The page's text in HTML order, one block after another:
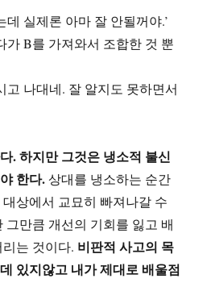
데 실제론 아마 잘 안될꺼야.’
가 B를 가져와서 조합한 것 뿐
고 나대네. 잘 알지도 못하면서
. 하지만 그것은 냉소적 불신
한다.상대를 냉소하는 순간
상에서 교묘히 빠져나갈 수
그만큼 개선의 기회를 잃고 배
는 것이다. 비판적 사고의 목
있지않고 내가 제대로 배울점